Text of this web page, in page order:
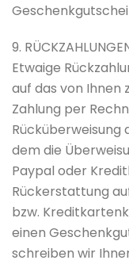
9.
Etwaige
auf das von Ihnen
Zahlung per
Rücküberweisung
dem die
Paypal oder
Rückerstattung
bzw.
einen
schreiben wir